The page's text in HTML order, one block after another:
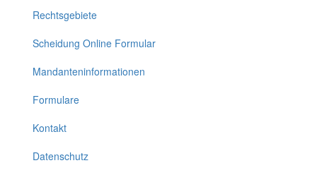
Rechtsgebiete
Scheidung Online Formular
Mandanteninformationen
Formulare
Kontakt
Datenschutz